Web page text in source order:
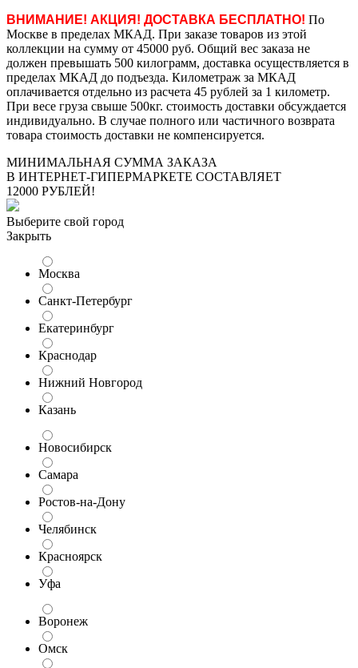
ВНИМАНИЕ! АКЦИЯ! ДОСТАВКА БЕСПЛАТНО! По
Москве в пределах МКАД. При заказе товаров из этой
коллекции на сумму от 45000 руб. Общий вес заказа не
должен превышать 500 килограмм, доставка осуществляется в
пределах МКАД до подъезда. Километраж за МКАД
оплачивается отдельно из расчета 45 рублей за 1 километр.
При весе груза свыше 500кг. стоимость доставки обсуждается
индивидуально. В случае полного или частичного возврата
товара стоимость доставки не компенсируется.
МИНИМАЛЬНАЯ СУММА ЗАКАЗА
В ИНТЕРНЕТ-ГИПЕРМАРКЕТЕ СОСТАВЛЯЕТ
12000 РУБЛЕЙ!
Выберите свой город
Закрыть
Москва
Санкт-Петербург
Екатеринбург
Краснодар
Нижний Новгород
Казань
Новосибирск
Самара
Ростов-на-Дону
Челябинск
Красноярск
Уфа
Воронеж
Омск